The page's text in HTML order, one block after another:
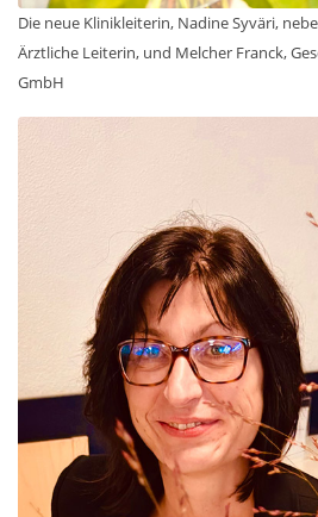
Die neue Klinikleiterin, Nadine Syväri,
Ärztliche Leiterin, und Melcher Franck,
GmbH